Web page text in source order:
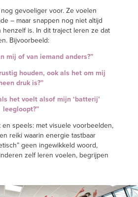
gevoeliger voor. Ze voelen
– maar snappen nog niet altijd
henzelf is. In dit traject leren ze dat
Bijvoorbeeld:
mij of van iemand anders?”
houden, ook als het om mij
druk is?”
het voelt alsof mijn ‘batterij’
leegloopt?”
speels: met visuele voorbeelden,
reiki waarin energie tastbaar
geen ingewikkeld woord,
zelf leren voelen, begrijpen